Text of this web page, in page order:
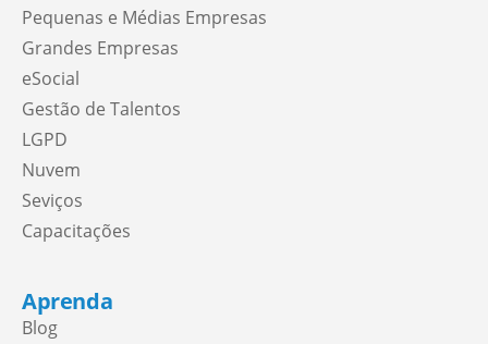
Pequenas e Médias Empresas
Grandes Empresas
eSocial
Gestão de Talentos
LGPD
Nuvem
Seviços
Capacitações
Aprenda
Blog